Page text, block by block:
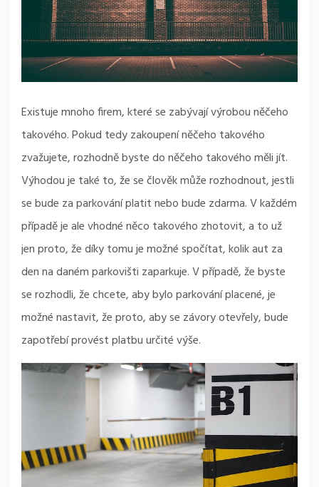
Existuje mnoho firem, které se zabývají výrobou něčeho
takového. Pokud tedy zakoupení něčeho takového
zvažujete, rozhodně byste do něčeho takového měli jít.
Výhodou je také to, že se člověk může rozhodnout, jestli
se bude za parkování platit nebo bude zdarma. V každém
případě je ale vhodné něco takového zhotovit, a to už
jen proto, že díky tomu je možné spočítat, kolik aut za
den na daném parkovišti zaparkuje. V případě, že byste
se rozhodli, že chcete, aby bylo parkování placené, je
možné nastavit, že proto, aby se závory otevřely, bude
zapotřebí provést platbu určité výše.